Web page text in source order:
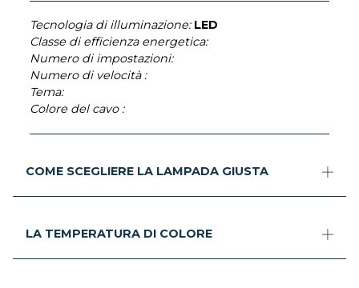
Tecnologia di illuminazione: LED
Classe di efficienza energetica:
Numero di impostazioni:
Numero di velocità :
Tema:
Colore del cavo :
COME SCEGLIERE LA LAMPADA GIUSTA
LA TEMPERATURA DI COLORE